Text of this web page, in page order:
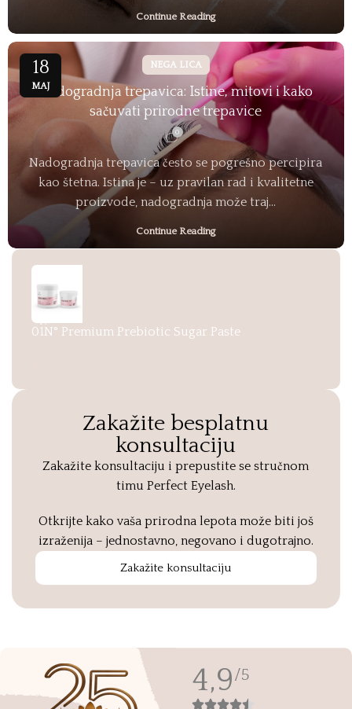
Continue Reading
18
MAJ
NEGA LICA
Nadogradnja trepavica: Istine, mitovi i kako
sačuvati prirodne trepavice
0
Nadogradnja trepavica često se pogrešno percipira
kao štetna. Istina je – uz pravilan rad i kvalitetne
proizvode, nadogradnja može traj...
Continue Reading
01N° Premium Prebiotic Sugar Paste
Zakažite besplatnu
konsultaciju
Zakažite konsultaciju i prepustite se stručnom
timu Perfect Eyelash.
Otkrijte kako vaša prirodna lepota može biti još
izraženija – jednostavno, negovano i dugotrajno.
Zakažite konsultaciju
4,9/5